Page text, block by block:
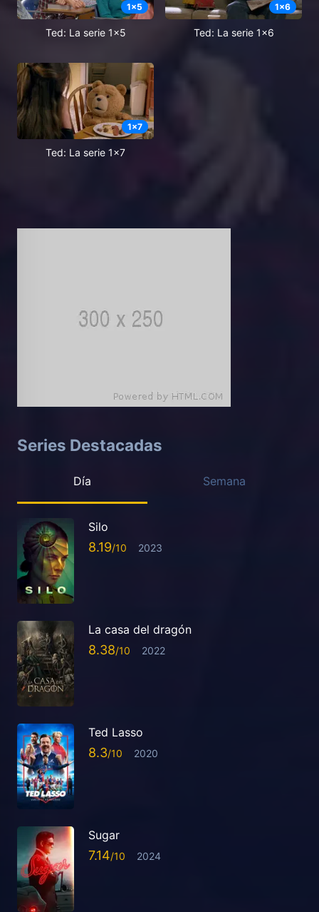
1x5
Ted: La serie 1x5
1x6
Ted: La serie 1x6
1x7
Ted: La serie 1x7
Series Destacadas
Día Semana
Silo
8.19 2023
La casa del dragón
8.38 2022
Ted Lasso
8.3 2020
Sugar
7.14 2024